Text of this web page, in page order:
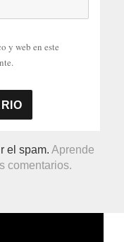
y web en este
el spam.Aprende
comentarios.